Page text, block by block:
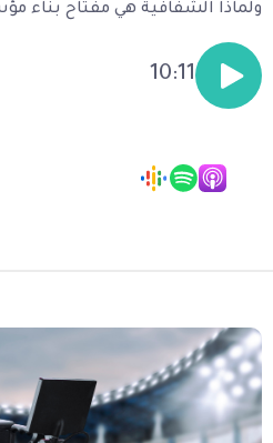
ولماذا الشفافية هي مفتاح بناء
10:11